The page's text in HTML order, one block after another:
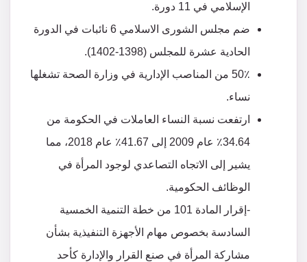
الإسلامي في 11 دورة.
ضم مجلس الشورى الاسلامي 6 نائبات في الدورة
الحادية عشرة للمجلس (1398-1402).
50٪ من المناصب الإدارية في وزارة الصحة تشغلها
نساء.
ارتفعت نسبة النساء العاملات في الحكومة من
34.64٪ عام 2009 إلى 41.67٪ عام 2018، مما
يشير إلى الاتجاه التصاعدي لوجود المرأة في
الوظائف الحكومية.
-إقرار المادة 101 من خطة التنمية الخمسية
السادسة بخصوص مهام الأجهزة التنفيذية بشأن
مشاركة المرأة في صنع القرار والإدارة كأحد